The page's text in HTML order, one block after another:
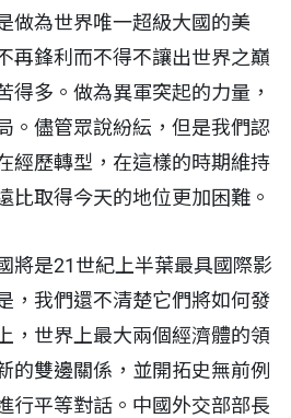
做為世界唯一超級大國的美
再鋒利而不得不讓出世界之巔
得多。做為異軍突起的力量，
。儘管眾說紛紜，但是我們認
經歷轉型，在這樣的時期維持
比取得今天的地位更加困難。
將是21世紀上半葉最具國際影
，我們還不清楚它們將如何發
，世界上最大兩個經濟體的領
的雙邊關係，並開拓史無前例
行平等對話。中國外交部部長